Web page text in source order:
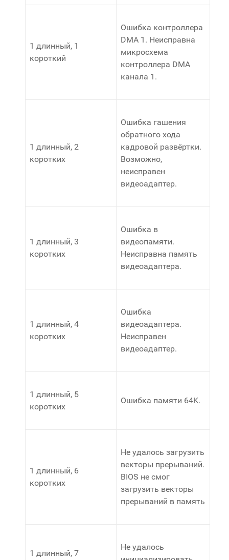
1 длинный, 1
короткий
Ошибка контроллера
DMA 1. Неисправна
микросхема
контроллера DMA
канала 1.
1 длинный, 2
коротких
Ошибка гашения
обратного хода
кадровой развёртки.
Возможно,
неисправен
видеоадаптер.
1 длинный, 3
коротких
Ошибка в
видеопамяти.
Неисправна память
видеоадаптера.
1 длинный, 4
коротких
Ошибка
видеоадаптера.
Неисправен
видеоадаптер.
1 длинный, 5
коротких
Ошибка памяти 64K.
1 длинный, 6
коротких
Не удалось загрузить
векторы прерываний.
BIOS не смог
загрузить векторы
прерываний в память
1 длинный, 7
Не удалось